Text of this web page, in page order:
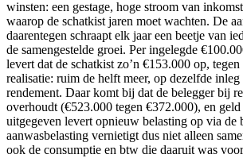
winsten: een gestage, hoge stroom van
waarop de schatkist jaren moet wachten. De
daarentegen schraapt elk jaar een beetje van
de samengestelde groei. Per ingelegde
levert dat de schatkist zo’n €153.000 op,
realisatie: ruim de helft meer, op dezelfde inleg
rendement. Daar komt bij dat de belegger bij
overhoudt (€523.000 tegen €372.000), en
uitgegeven levert opnieuw belasting op via de
aanwasbelasting vernietigt dus niet alleen
ook de consumptie en btw die daaruit was